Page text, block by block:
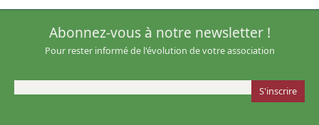
Abonnez-vous à notre newsletter !
Pour rester informé de l'évolution de votre association